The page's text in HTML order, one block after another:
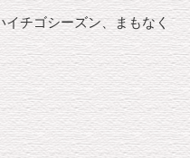
チゴシーズン、まもなく